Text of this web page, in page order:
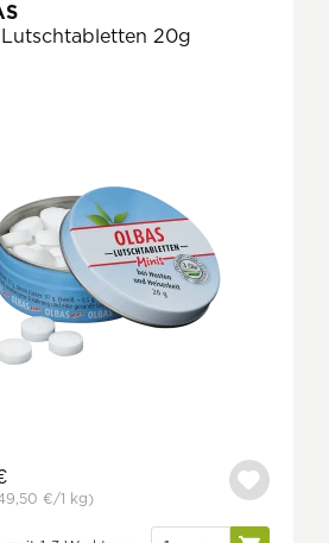
20g
€/1 kg)